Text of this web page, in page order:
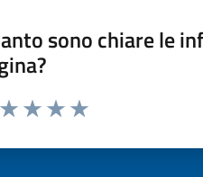
sono chiare le
da 1 a 5 stelle la pagina